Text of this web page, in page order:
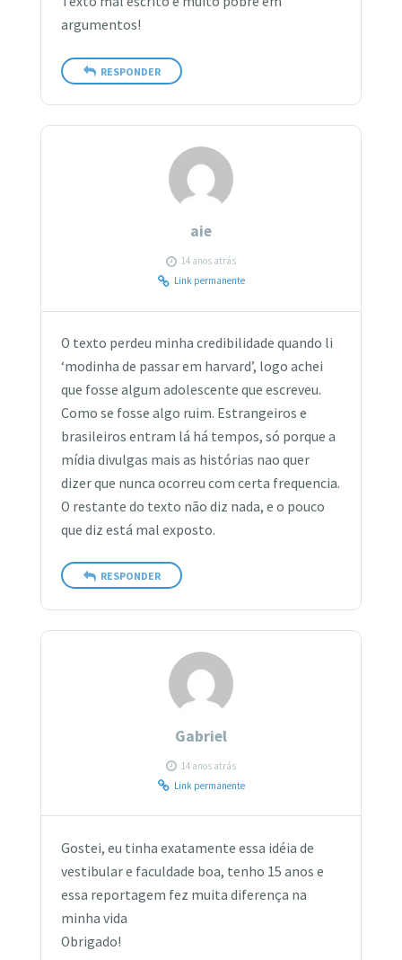
argumentos!
RESPONDER
aie
14 anos atrás
Link permanente
O texto perdeu minha credibilidade quando li
‘modinha de passar em harvard’, logo achei
que fosse algum adolescente que escreveu.
Como se fosse algo ruim. Estrangeiros e
brasileiros entram lá há tempos, só porque a
mídia divulgas mais as histórias nao quer
dizer que nunca ocorreu com certa frequencia.
O restante do texto não diz nada, e o pouco
que diz está mal exposto.
RESPONDER
Gabriel
14 anos atrás
Link permanente
Gostei, eu tinha exatamente essa idéia de
vestibular e faculdade boa, tenho 15 anos e
essa reportagem fez muita diferença na
minha vida
Obrigado!